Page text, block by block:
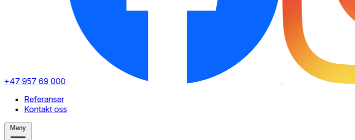
+47 957 69 000
Referanser
Kontakt oss
Meny